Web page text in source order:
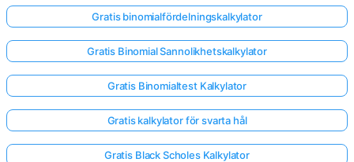
Gratis binomialfördelningskalkylator
Gratis Binomial Sannolikhetskalkylator
Gratis Binomialtest Kalkylator
Gratis kalkylator för svarta hål
Gratis Black Scholes Kalkylator